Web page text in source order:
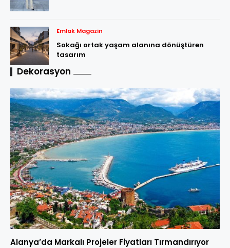
Emlak Magazin
Sokağı ortak yaşam alanına dönüştüren
tasarım
Dekorasyon
Alanya’da Markalı Projeler Fiyatları Tırmandırıyor